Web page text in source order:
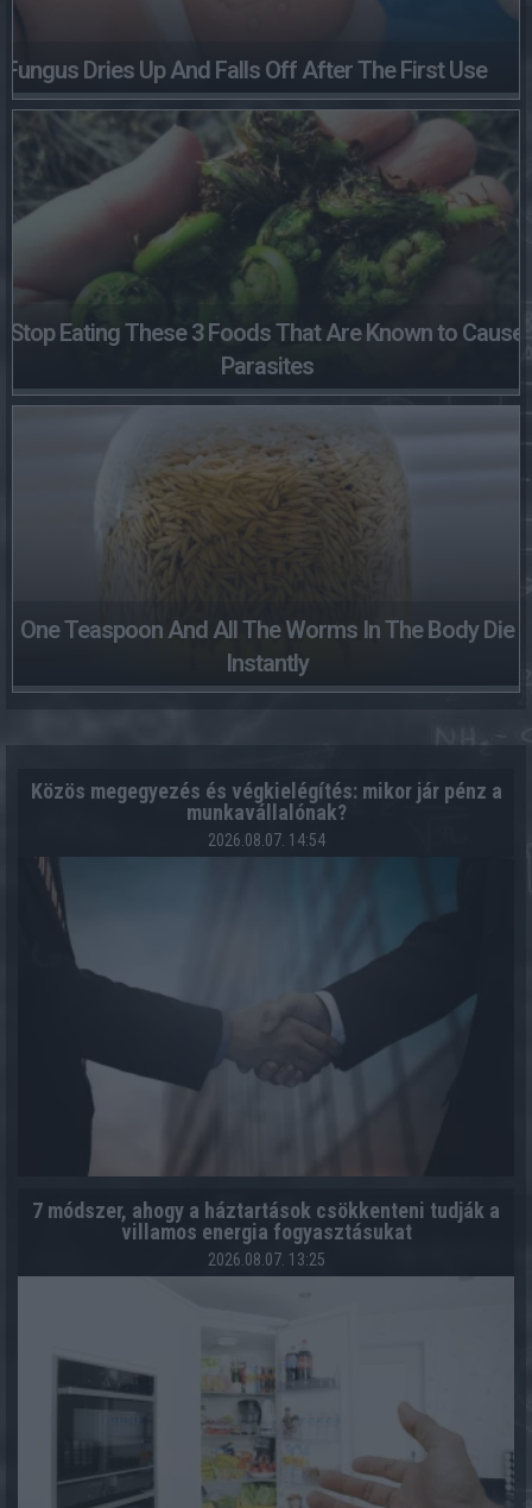
Fungus Dries Up And Falls Off After The First Use
Stop Eating These 3 Foods That Are Known to Cause
Parasites
One Teaspoon And All The Worms In The Body Die
Instantly
Közös megegyezés és végkielégítés: mikor jár pénz a
munkavállalónak?
2026.08.07. 14:54
7 módszer, ahogy a háztartások csökkenteni tudják a
villamos energia fogyasztásukat
2026.08.07. 13:25